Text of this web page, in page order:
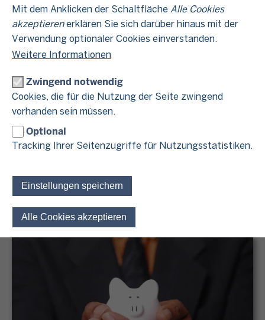
Mit dem Anklicken der Schaltfläche Alle Cookies
akzeptierenerklären Sie sich darüber hinaus mit der
Verwendung optionaler Cookies einverstanden.
Weitere Informationen
Zwingend notwendig
Cookies, die für die Nutzung der Seite zwingend
vorhanden sein müssen.
Optional
Tracking Ihrer Seitenzugriffe für Nutzungsstatistiken.
Einstellungen speichern
Alle Cookies akzeptieren
Einkünfte aus Kapitalvermögen
Sie erzielen Zinsen oder Dividenden? Dann handelt es
weitere Informationen rund um das Thema finden Sie in